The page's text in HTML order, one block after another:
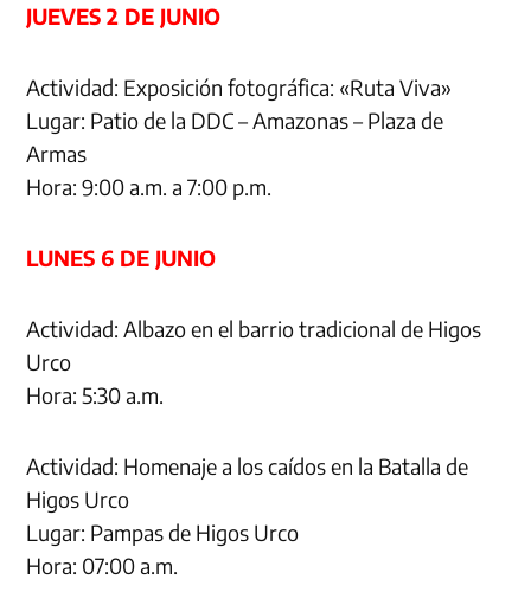
JUEVES 2 DE JUNIO
Actividad: Exposición fotográfica: «Ruta Viva»
Lugar: Patio de la DDC – Amazonas – Plaza de
Armas
Hora: 9:00 a.m. a 7:00 p.m.
LUNES 6 DE JUNIO
Actividad: Albazo en el barrio tradicional de Higos
Urco
Hora: 5:30 a.m.
Actividad: Homenaje a los caídos en la Batalla de
Higos Urco
Lugar: Pampas de Higos Urco
Hora: 07:00 a.m.